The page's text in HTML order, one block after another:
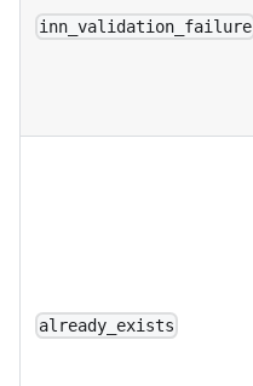
inn_validation_failure
already_exists